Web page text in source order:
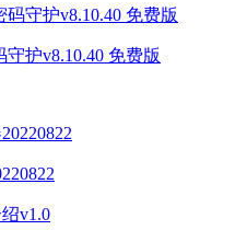
守护v8.10.40 免费版